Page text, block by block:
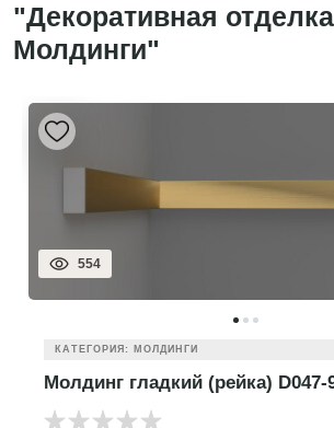
"Декоративная
Молдинги"
554
КАТЕГОРИЯ: МОЛДИНГИ
Молдинг гладкий (рейка) D047-